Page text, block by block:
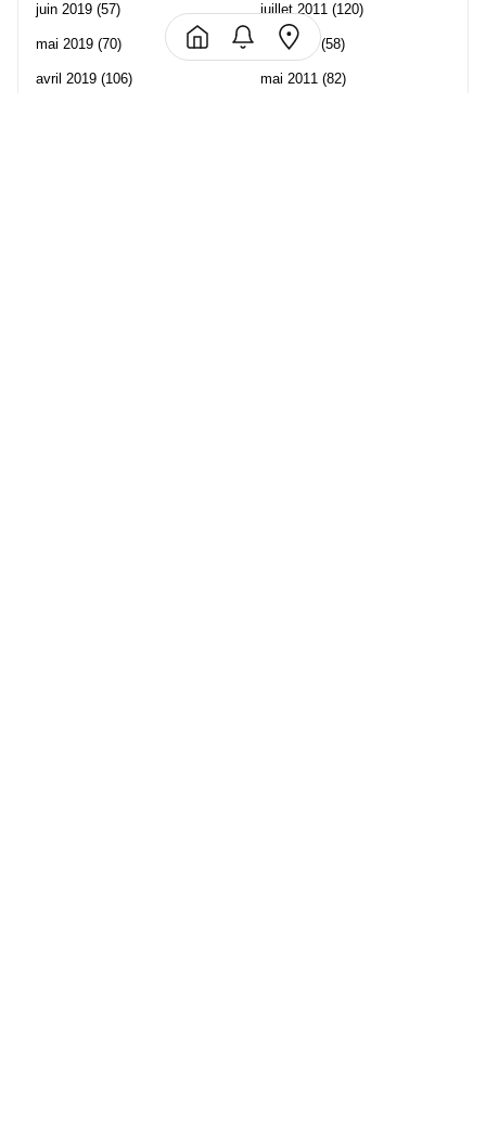
juin 2019 (57)
mai 2019 (70)
avril 2019 (106)
juillet 2011 (120)
juin 2011 (58)
mai 2011 (82)